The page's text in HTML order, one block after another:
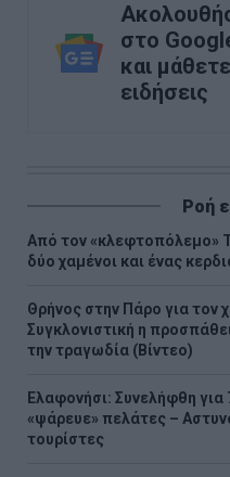
στο
και
ειδήσεις
Ροή
Από τον «κλεφτοπόλεμο»
δύο χαμένοι και ένας
Θρήνος στην Πάρο για τον
Συγκλονιστική η
την τραγωδία (Βίντεο)
Ελαφονήσι: Συνελήφθη
«ψάρευε» πελάτες –
τουρίστες